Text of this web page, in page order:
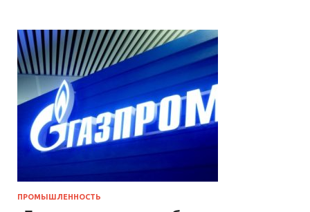
ПРОМЫШЛЕННОСТЬ